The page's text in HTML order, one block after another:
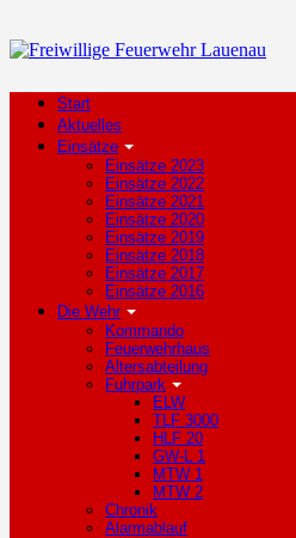
Start
Aktuelles
Einsätze
Einsätze 2023
Einsätze 2022
Einsätze 2021
Einsätze 2020
Einsätze 2019
Einsätze 2018
Einsätze 2017
Einsätze 2016
Die Wehr
Kommando
Feuerwehrhaus
Altersabteilung
Fuhrpark
ELW
TLF 3000
HLF 20
GW-L 1
MTW 1
MTW 2
Chronik
Alarmablauf